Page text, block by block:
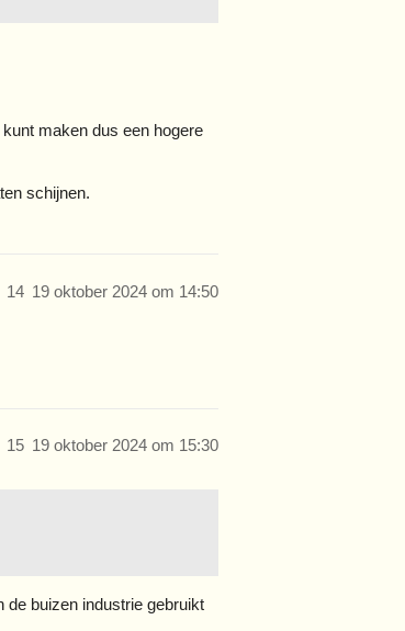
maken dus een hogere
schijnen.
19 oktober 2024 om 14:50
14
19 oktober 2024 om 15:30
15
de buizen industrie gebruikt